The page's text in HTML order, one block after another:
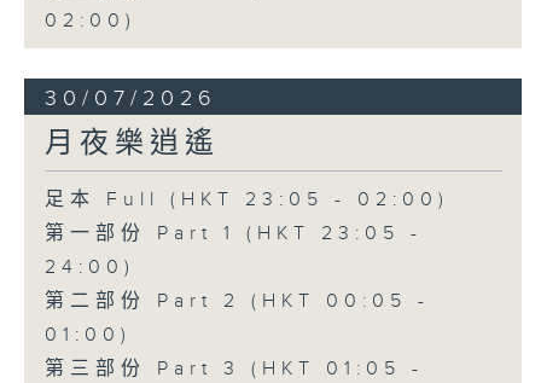
02:00)
30/07/2026
月夜樂逍遙
足本 Full (HKT 23:05 - 02:00)
第一部份 Part 1 (HKT 23:05 -
24:00)
第二部份 Part 2 (HKT 00:05 -
01:00)
第三部份 Part 3 (HKT 01:05 -